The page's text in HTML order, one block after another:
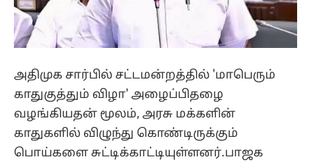
அதிமுக சார்பில் சட்டமன்றத்தில் 'மாபெரும்
காதுகுத்தும் விழா' அழைப்பிதழை
வழங்கியதன் மூலம், அரசு மக்களின்
காதுகளில் விழுந்து கொண்டிருக்கும்
பொய்களை சுட்டிக்காட்டியுள்ளனர்.பாஜக